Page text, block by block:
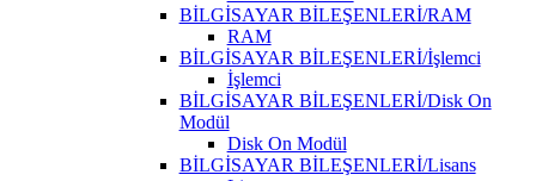
BİLGİSAYAR BİLEŞENLERİ/RAM
RAM
BİLGİSAYAR BİLEŞENLERİ/İşlemci
İşlemci
BİLGİSAYAR BİLEŞENLERİ/Disk On
Modül
Disk On Modül
BİLGİSAYAR BİLEŞENLERİ/Lisans